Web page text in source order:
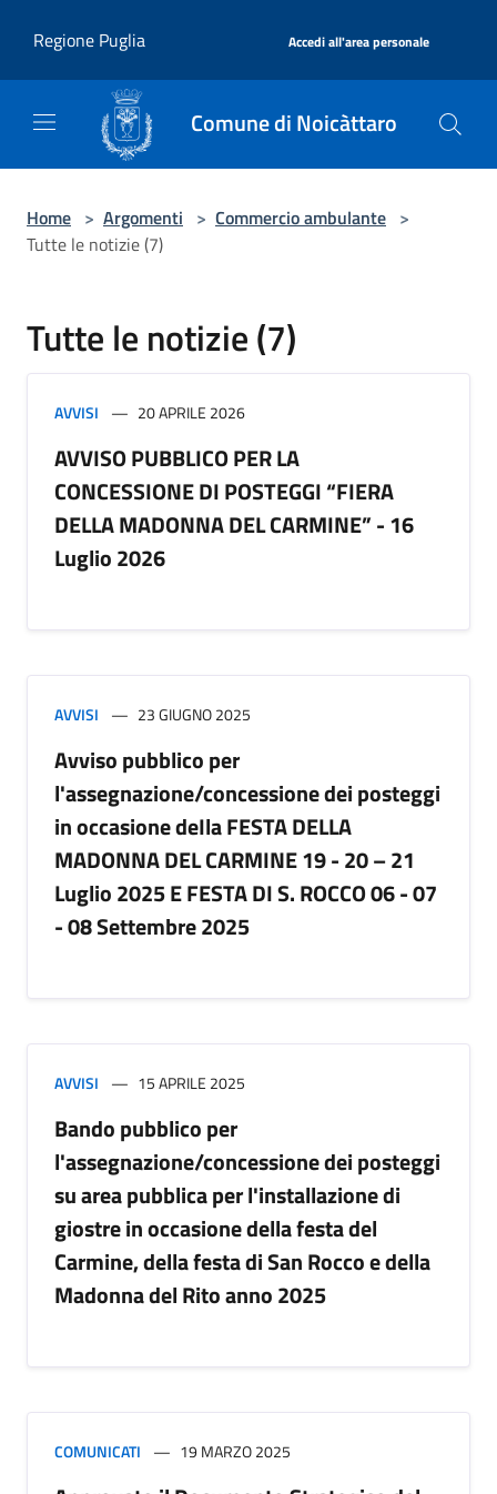
Regione Puglia
Accedi all'area personale
Comune di Noicàttaro
Home > Argomenti > Commercio ambulante >
Tutte le notizie (7)
Tutte le notizie (7)
AVVISI 20 APRILE 2026
AVVISO PUBBLICO PER LA
CONCESSIONE DI POSTEGGI “FIERA
DELLA MADONNA DEL CARMINE” - 16
Luglio 2026
AVVISI 23 GIUGNO 2025
Avviso pubblico per
l'assegnazione/concessione dei posteggi
in occasione deIla FESTA DELLA
MADONNA DEL CARMINE 19 - 20 – 21
Luglio 2025 E FESTA DI S. ROCCO 06 - 07
- 08 Settembre 2025
AVVISI 15 APRILE 2025
Bando pubblico per
l'assegnazione/concessione dei posteggi
su area pubblica per l'installazione di
giostre in occasione della festa del
Carmine, della festa di San Rocco e della
Madonna del Rito anno 2025
COMUNICATI 19 MARZO 2025